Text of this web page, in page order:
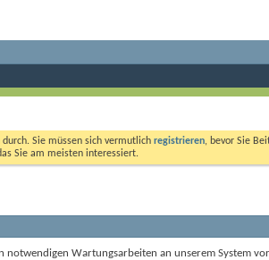
durch. Sie müssen sich vermutlich registrieren, bevor Sie
Sie am meisten interessiert.
notwendigen Wartungsarbeiten an unserem System